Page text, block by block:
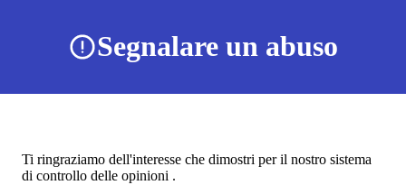
Segnalare un abuso
Ti ringraziamo dell'interesse che dimostri per il nostro sistema
di controllo delle opinioni .